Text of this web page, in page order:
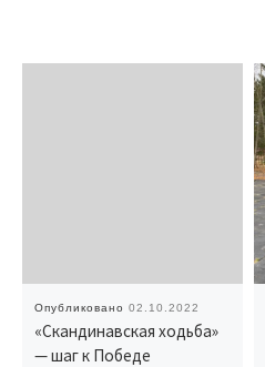
Опубликовано 02.10.2022
«Скандинавская ходьба»
— шаг к Победе